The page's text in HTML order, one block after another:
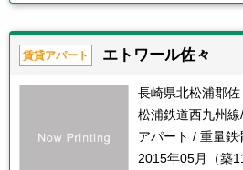
賃貸アパート エトワール佐々
長崎県北松浦郡
松浦鉄道西九州
アパート / 重量鉄
2015年05月（築